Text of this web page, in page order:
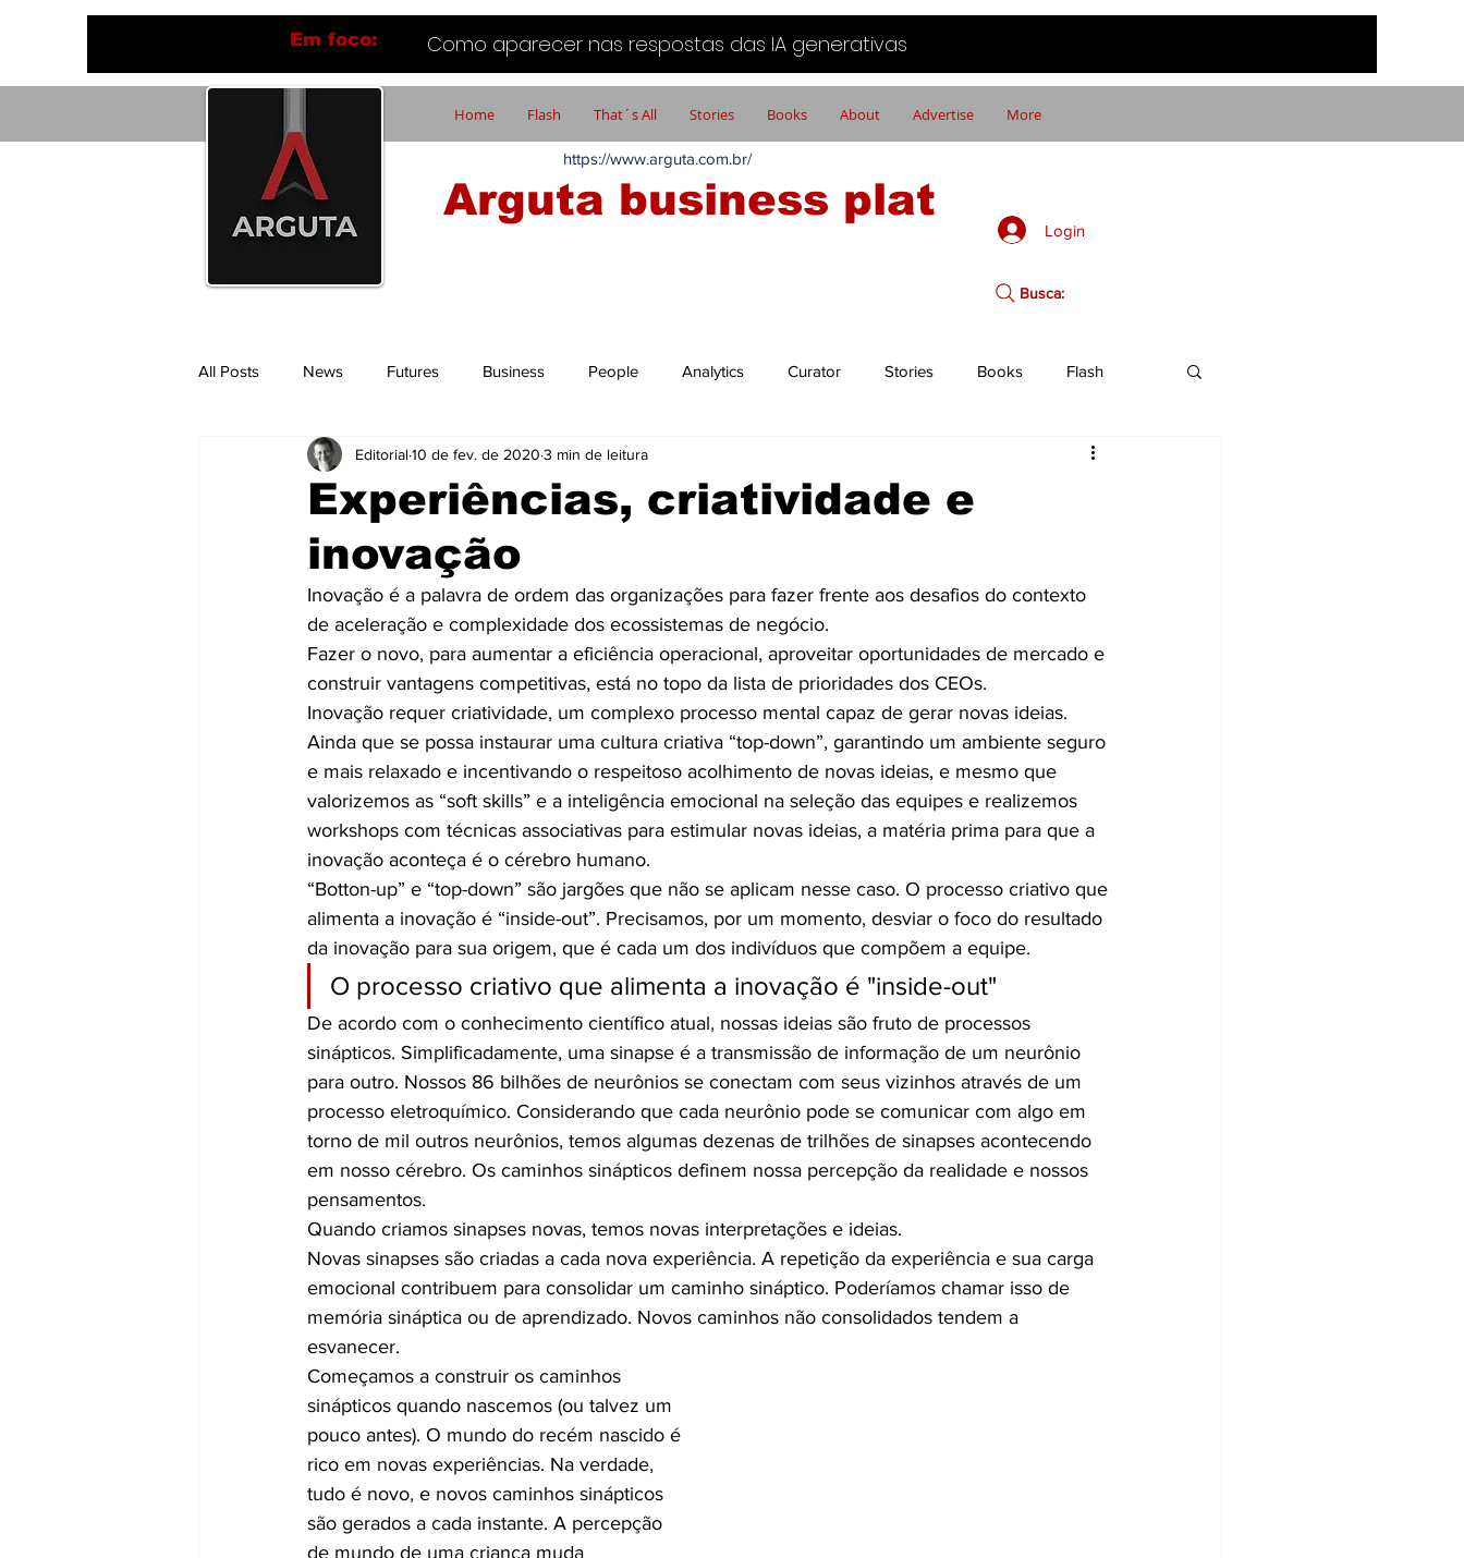
Em foco: Como aparecer nas respostas das IA generativas
Home Flash That´s All Stories Books About Advertise More
Arguta business plat
Login
https://www.arguta.com.br/
Busca:
All Posts News Futures Business People Analytics Curator Stories Books Flash
Flavio Ferrari Tech Things
Experiências, criatividade e
inovação
Editorial10 de fev. de 2020 3 min de leitura
Inovação é a palavra de ordem das organizações para fazer frente aos desafios do contexto
de aceleração e complexidade dos ecossistemas de negócio.
Fazer o novo, para aumentar a eficiência operacional, aproveitar oportunidades de mercado e
construir vantagens competitivas, está no topo da lista de prioridades dos CEOs.
Inovação requer criatividade, um complexo processo mental capaz de gerar novas ideias.
Ainda que se possa instaurar uma cultura criativa “top-down”, garantindo um ambiente seguro
e mais relaxado e incentivando o respeitoso acolhimento de novas ideias, e mesmo que
valorizemos as “soft skills” e a inteligência emocional na seleção das equipes e realizemos
workshops com técnicas associativas para estimular novas ideias, a matéria prima para que a
inovação aconteça é o cérebro humano.
“Botton-up” e “top-down” são jargões que não se aplicam nesse caso. O processo criativo que
alimenta a inovação é “inside-out”. Precisamos, por um momento, desviar o foco do resultado
da inovação para sua origem, que é cada um dos indivíduos que compõem a equipe.
O processo criativo que alimenta a inovação é "inside-out"
De acordo com o conhecimento científico atual, nossas ideias são fruto de processos
sinápticos. Simplificadamente, uma sinapse é a transmissão de informação de um neurônio
para outro. Nossos 86 bilhões de neurônios se conectam com seus vizinhos através de um
processo eletroquímico. Considerando que cada neurônio pode se comunicar com algo em
torno de mil outros neurônios, temos algumas dezenas de trilhões de sinapses acontecendo
em nosso cérebro. Os caminhos sinápticos definem nossa percepção da realidade e nossos
pensamentos.
Quando criamos sinapses novas, temos novas interpretações e ideias.
Novas sinapses são criadas a cada nova experiência. A repetição da experiência e sua carga
emocional contribuem para consolidar um caminho sináptico. Poderíamos chamar isso de
memória sináptica ou de aprendizado. Novos caminhos não consolidados tendem a
esvanecer.
Começamos a construir os caminhos
sinápticos quando nascemos (ou talvez um
pouco antes). O mundo do recém nascido é
rico em novas experiências. Na verdade,
tudo é novo, e novos caminhos sinápticos
são gerados a cada instante. A percepção
de mundo de uma criança muda